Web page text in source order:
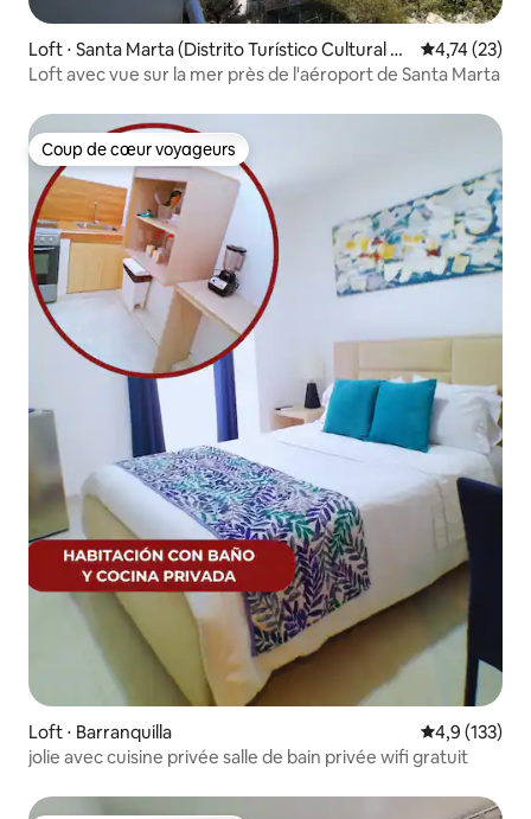
Loft ⋅ Santa Marta (Distrito Turístico Cultural E
Histórico)
Évaluation
4,74 (23)
Loft avec vue sur la mer près de l'aéroport de Santa Marta
Coup de cœur voyageurs
Coup de cœur voyageurs
Loft ⋅ Barranquilla Évaluation
4,9 (133)
jolie avec cuisine privée salle de bain privée wifi gratuit